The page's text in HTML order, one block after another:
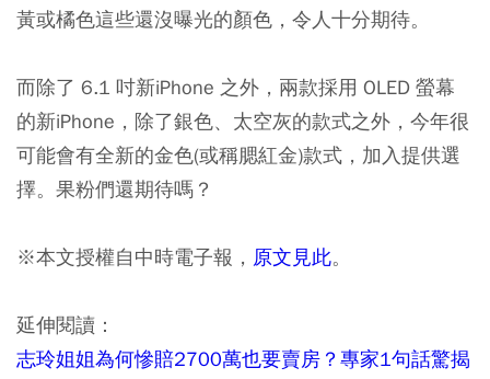
黃或橘色這些還沒曝光的顏色，令人十分期待。
而除了 6.1 吋新iPhone 之外，兩款採用 OLED 螢幕
的新iPhone，除了銀色、太空灰的款式之外，今年很
可能會有全新的金色(或稱腮紅金)款式，加入提供選
擇。果粉們還期待嗎？
※本文授權自中時電子報， 原文見此。
延伸閱讀：
志玲姐姐為何慘賠2700萬也要賣房？專家1句話驚揭